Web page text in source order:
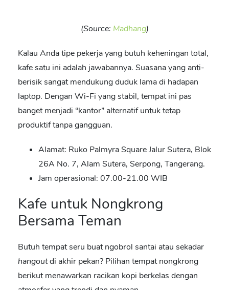
(Source: Madhang)
Kalau Anda tipe pekerja yang butuh keheningan total,
kafe satu ini adalah jawabannya. Suasana yang anti-
berisik sangat mendukung duduk lama di hadapan
laptop. Dengan Wi-Fi yang stabil, tempat ini pas
banget menjadi “kantor” alternatif untuk tetap
produktif tanpa gangguan.
Alamat: Ruko Palmyra Square Jalur Sutera, Blok
26A No. 7, Alam Sutera, Serpong, Tangerang.
Jam operasional: 07.00-21.00 WIB
Kafe untuk Nongkrong
Bersama Teman
Butuh tempat seru buat ngobrol santai atau sekadar
hangoutdi akhir pekan? Pilihan tempat nongkrong
berikut menawarkan racikan kopi berkelas dengan